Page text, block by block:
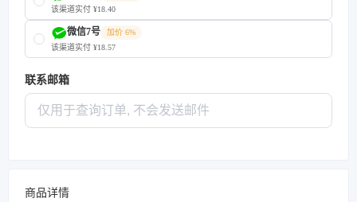
该渠道实付 ¥18.40
微信7号
加价 6%
该渠道实付 ¥18.57
联系邮箱
商品详情